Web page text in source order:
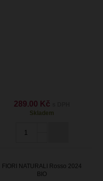
289.00 Kč
Skladem
FIORI NATURALI Rosso 2024
BIO